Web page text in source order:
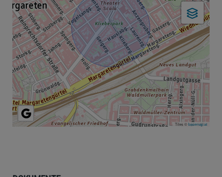
Tiles ©basemap.at